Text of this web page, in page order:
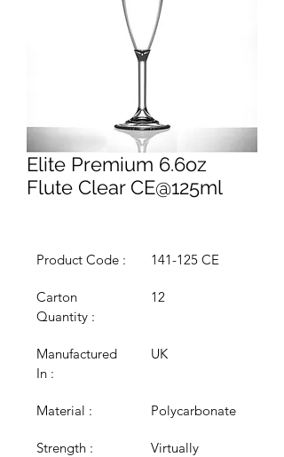
Elite Premium 6.6oz
Flute Clear CE@125ml
Product Code : 141-125 CE
Carton
Quantity :
12
Manufactured
In :
UK
Material : Polycarbonate
Strength :
Virtually